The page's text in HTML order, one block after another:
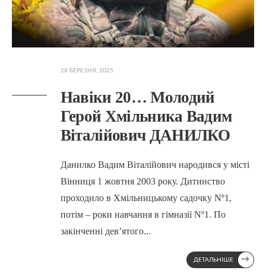
28 БЕРЕЗНЯ, 2025
Навіки 20… Молодий
Герой Хмільника Вадим
Віталійович ДАНИЛКО
Данилко Вадим Віталійович народився у місті
Вінниця 1 жовтня 2003 року. Дитинство
проходило в Хмільницькому садочку Nº1,
потім – роки навчання в гімназії Nº1. По
закінченні девʼятого...
ДЕТАЛЬНІШЕ →